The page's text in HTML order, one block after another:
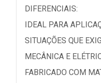
DIFERENCIAIS:
IDEAL PARA
SITUAÇÕES QUE
MECÂNICA E
FABRICADO COM